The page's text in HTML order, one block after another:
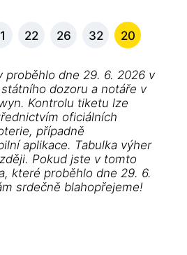
22 26 32 20
proběhlo dne 29. 6. 2026 v
dozoru a notáře v
Kontrolu tiketu lze
oficiálních
případně
aplikace. Tabulka výher
Pokud jste v tomto
které proběhlo dne 29. 6.
srdečně blahopřejeme!